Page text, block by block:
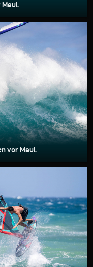
vor Maui.